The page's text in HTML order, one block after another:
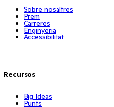
Sobre nosaltres
Prem
Carreres
Enginyeria
Accessibilitat
Recursos
Big Ideas
Punts